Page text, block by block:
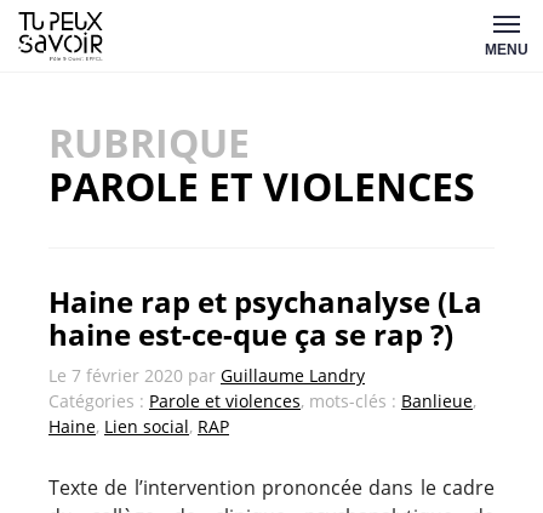
Aller
au
MENU
RUBRIQUE
PAROLE ET VIOLENCES
Haine rap et psychanalyse (La
haine est-ce-que ça se rap ?)
Le 7 février 2020 par Guillaume Landry
Catégories : Parole et violences, mots-clés : Banlieue,
Haine, Lien social, RAP
Texte de l’intervention prononcée dans le cadre